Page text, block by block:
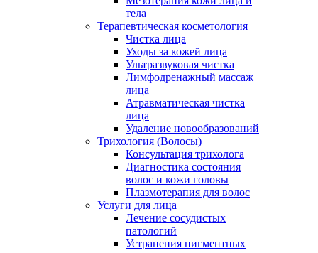
тела
Терапевтическая косметология
Чистка лица
Уходы за кожей лица
Ультразвуковая чистка
Лимфодренажный массаж
лица
Атравматическая чистка
лица
Удаление новообразований
Трихология (Волосы)
Консультация трихолога
Диагностика состояния
волос и кожи головы
Плазмотерапия для волос
Услуги для лица
Лечение сосудистых
патологий
Устранения пигментных